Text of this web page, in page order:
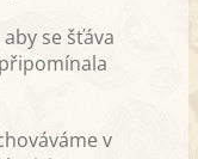
se šťáva
v